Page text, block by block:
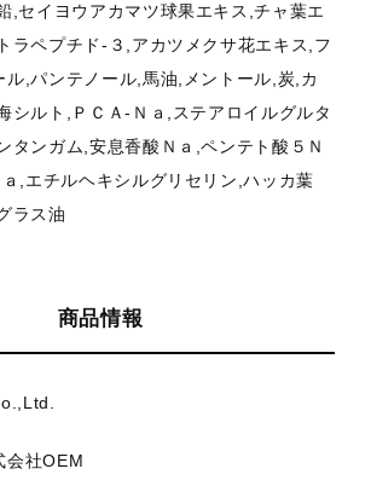
,セイヨウアカマツ球果エキス,チャ葉エ
ラペプチド-３,アカツメクサ花エキス,フ
ル,パンテノール,馬油,メントール,炭,カ
シルト,ＰＣＡ-Ｎａ,ステアロイルグルタ
タンガム,安息香酸Ｎａ,ペンテト酸５Ｎ
,エチルヘキシルグリセリン,ハッカ葉
ラス油
商品情報
会社OEM